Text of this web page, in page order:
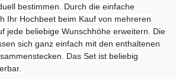
bestimmen. Durch die einfache
Ihr Hochbeet beim Kauf von mehreren
jede beliebige Wunschhöhe erweitern. Die
sich ganz einfach mit den enthaltenen
Das Set ist beliebig